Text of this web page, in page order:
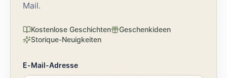
Mail.
Kostenlose Geschichten
Geschenkideen
Storique-Neuigkeiten
E-Mail-Adresse